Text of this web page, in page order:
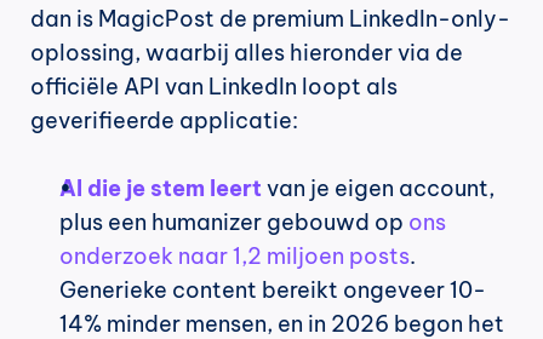
dan is MagicPost de premium LinkedIn-only-
oplossing, waarbij alles hieronder via de
officiële API van LinkedIn loopt als
geverifieerde applicatie:
AI die je stem leert van je eigen account,
plus een humanizer gebouwd op ons
onderzoek naar 1,2 miljoen posts.
Generieke content bereikt ongeveer 10-
14% minder mensen, en in 2026 begon het